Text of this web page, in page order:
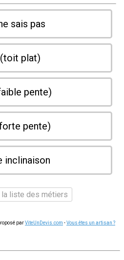
sais pas
(toit plat)
pente)
pente)
inclinaison
la liste des métiers
parViteUnDevis.com -Vous êtes un artisan ?